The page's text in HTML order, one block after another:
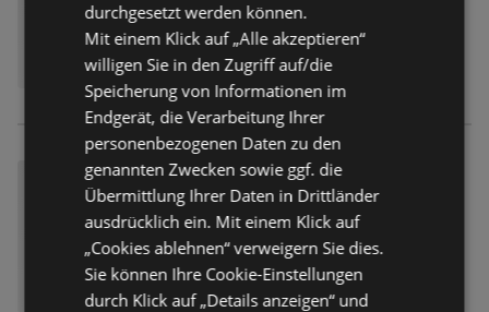
durchgesetzt werden können.
Mit einem Klick auf „Alle akzeptieren“
willigen Sie in den Zugriff auf/die
Speicherung von Informationen im
Endgerät, die Verarbeitung Ihrer
personenbezogenen Daten zu den
genannten Zwecken sowie ggf. die
Übermittlung Ihrer Daten in Drittländer
ausdrücklich ein. Mit einem Klick auf
„Cookies ablehnen“ verweigern Sie dies.
Sie können Ihre Cookie-Einstellungen
durch Klick auf „Details anzeigen“ und